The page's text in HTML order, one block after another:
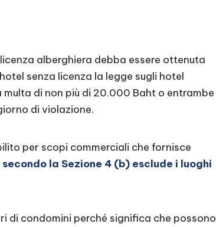
alberghiera debba essere ottenuta
senza licenza la legge sugli hotel
multa di non più di 20.000 Baht o entrambe
di violazione.
per scopi commerciali che fornisce
secondo la Sezione 4 (b) esclude i luoghi
di condomini perché significa che possono